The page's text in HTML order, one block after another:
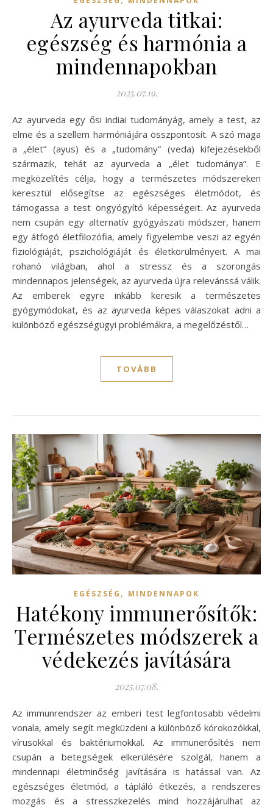
Az ayurveda titkai:
egészség és harmónia a
mindennapokban
2025.07.19.
Az ayurveda egy ősi indiai tudományág, amely a test, az
elme és a szellem harmóniájára összpontosít. A szó maga
a „élet” (ayus) és a „tudomány” (veda) kifejezésekből
származik, tehát az ayurveda a „élet tudománya”. E
megközelítés célja, hogy a természetes módszereken
keresztül elősegítse az egészséges életmódot, és
támogassa a test öngyógyító képességeit. Az ayurveda
nem csupán egy alternatív gyógyászati módszer, hanem
egy átfogó életfilozófia, amely figyelembe veszi az egyén
fiziológiáját, pszichológiáját és életkörülményeit. A mai
rohanó világban, ahol a stressz és a szorongás
mindennapos jelenségek, az ayurveda újra relevánssá válik.
Az emberek egyre inkább keresik a természetes
gyógymódokat, és az ayurveda képes válaszokat adni a
különböző egészségügyi problémákra, a megelőzéstől…
TOVÁBB
EGÉSZSÉG , MINDENNAPOK
Hatékony immunerősítők:
Természetes módszerek a
védekezés javítására
2025.07.08.
Az immunrendszer az emberi test legfontosabb védelmi
vonala, amely segít megküzdeni a különböző kórokozókkal,
vírusokkal és baktériumokkal. Az immunerősítés nem
csupán a betegségek elkerülésére szolgál, hanem a
mindennapi életminőség javítására is hatással van. Az
egészséges életmód, a tápláló étkezés, a rendszeres
mozgás és a stresszkezelés mind hozzájárulhat az